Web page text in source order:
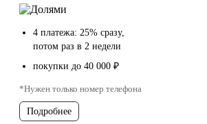
4 платежа: 25% сразу,
потом раз в 2 недели
покупки до 40 000 ₽
*Нужен только номер телефона
Подробнее